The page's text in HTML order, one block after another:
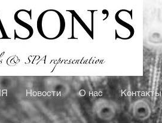
Новости О нас Контакты